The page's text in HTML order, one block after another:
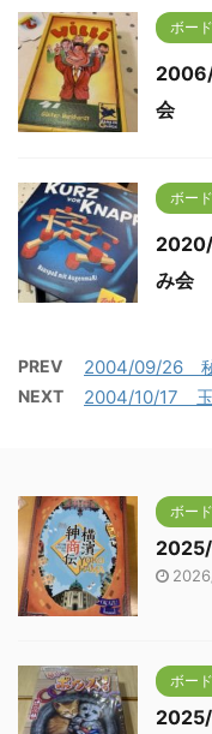
ボー
会
ボー
み会
PREV 2004/09/26
NEXT 2004/10/17
ボー
ボー